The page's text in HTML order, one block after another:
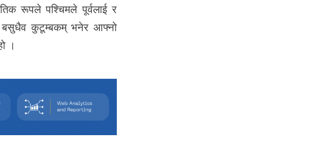
रूपले पश्चिमले पूर्वलाई र
बसुधैव कुटूम्बकम् भनेर आफ्नो
।